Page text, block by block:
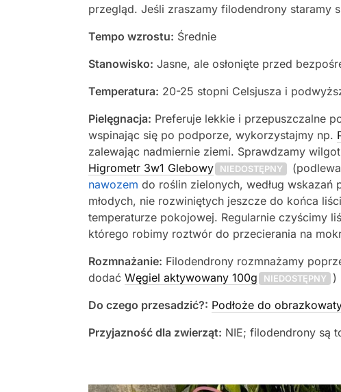
przegląd. Jeśli zraszamy filodendrony staramy
Tempo wzrostu: Średnie
Stanowisko: Jasne, ale osłonięte przed
Temperatura: 20-25 stopni Celsjusza i
Pielęgnacja: Preferuje lekkie i przepuszczalne
wspinając się po podporze, wykorzystajmy np.
zalewając nadmiernie ziemi. Sprawdzamy
Higrometr 3w1 Glebowy
NIEDOSTĘPNY
nawozem do roślin zielonych, według wskazań
młodych, nie rozwiniętych jeszcze do końca
temperaturze pokojowej. Regularnie czyścimy
którego robimy roztwór do przecierania na
Rozmnażanie: Filodendrony rozmnażamy
dodać Węgiel aktywowany 100g NIEDOSTĘPNY )
Do czego przesadzić?: Podłoże do
Przyjazność dla zwierząt: NIE; filodendrony są